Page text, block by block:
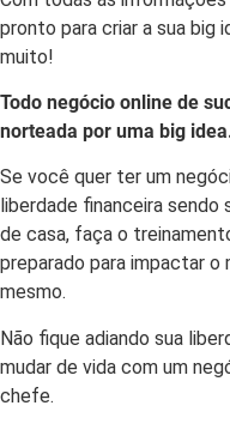
pronto para criar a sua big
muito!
Todo negócio online de
norteada por uma big
Se você quer ter um
liberdade financeira
de casa, faça o
preparado para impactar o
mesmo.
Não fique adiando sua
mudar de vida com um
chefe.